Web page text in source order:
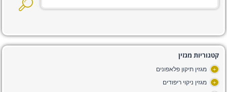
קטגוריות מגזין
+ מגזין תיקון פלאפונים
+
מגזין ניקוי ריפודים